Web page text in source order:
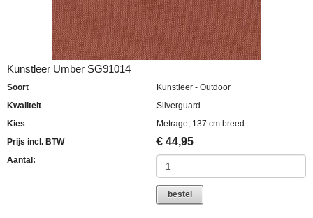
Kunstleer Umber SG91014
Soort
Kunstleer - Outdoor
Kwaliteit
Silverguard
Kies
Metrage, 137 cm breed
Prijs incl. BTW
€ 44,95
Aantal:
bestel